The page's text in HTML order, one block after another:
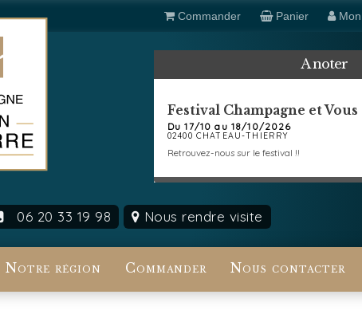
A noter
Festival Champagne et Vous
Du 17/10 au 18/10/2026
02400 CHATEAU-THIERRY
Retrouvez-nous sur le festival !!
06 20 33 19 98 Nous rendre visite
Notre région Commander Nous contacter
Commander Panier